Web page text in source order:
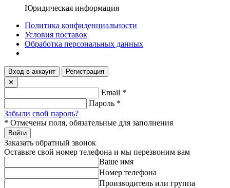
Юридическая информация
Политика конфиденциальности
Условия поставок
Обработка персональных данных
Вход в аккаунт
Регистрация
✕
Email *
Пароль *
Забыли свой пароль?
* Отмечены поля, обязательные для заполнения
Войти
Заказать обратный звонок
Оставьте свой номер телефона и мы перезвоним вам
Ваше имя
Номер телефона
Производитель или группа